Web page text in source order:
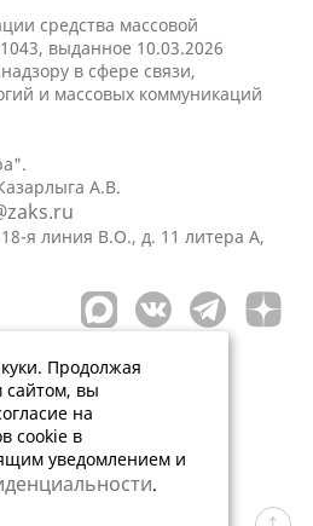
средства массовой
выданное 10.03.2026
в сфере связи,
и массовых коммуникаций
А.В.
я линия В.О., д. 11 литера А,
Продолжая
сайтом, вы
на
cookie в
уведомлением и
.